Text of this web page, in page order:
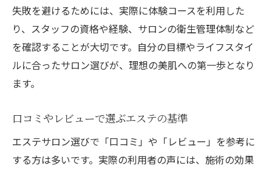
失敗を避けるためには、実際に体験コースを利用した
り、スタッフの資格や経験、サロンの衛生管理体制など
を確認することが大切です。自分の目標やライフスタイ
ルに合ったサロン選びが、理想の美肌への第一歩となり
ます。
口コミやレビューで選ぶエステの基準
エステサロン選びで「口コミ」や「レビュー」を参考に
する方は多いです。実際の利用者の声には、施術の効果